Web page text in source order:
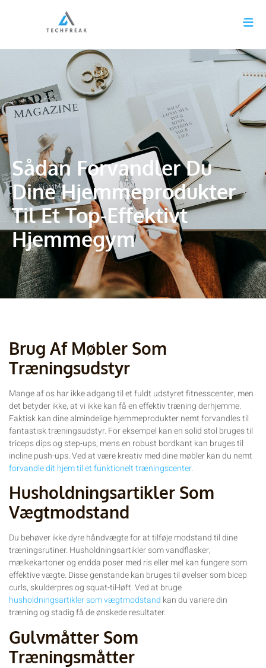
Sådan Forvandler Du
Dine Hjemmeprodukter
Til Et Top-Effektivt
Hjemmegym
Brug Af Møbler Som
Træningsudstyr
Mange af os har ikke adgang til et fuldt udstyret fitnesscenter, men
det betyder ikke, at vi ikke kan få en effektiv træning derhjemme.
Faktisk kan dine almindelige hjemmeprodukter nemt forvandles til
fantastisk træningsudstyr. For eksempel kan en solid stol bruges til
triceps dips og step-ups, mens en robust bordkant kan bruges til
incline push-ups. Ved at være kreativ med dine møbler kan du nemt
forvandle dit hjem til et funktionelt træningscenter.
Husholdningsartikler Som
Vægtmodstand
Du behøver ikke dyre håndvægte for at tilføje modstand til dine
træningsrutiner. Husholdningsartikler som vandflasker,
mælkekartoner og endda poser med ris eller mel kan fungere som
effektive vægte. Disse genstande kan bruges til øvelser som bicep
curls, skulderpres og squat-til-løft. Ved at bruge
husholdningsartikler som vægtmodstand kan du variere din
træning og stadig få de ønskede resultater.
Gulvmåtter Som
Træningsmåtter